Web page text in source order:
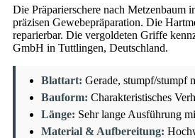
Die Präparierschere nach Metzenbaum
präzisen Gewebepräparation. Die
reparierbar. Die vergoldeten Griffe
GmbH in Tuttlingen, Deutschland.
Blattart: Gerade, stumpf/stumpf
Bauform: Charakteristisches
Länge: Sehr lange Ausführung
Material & Aufbereitung: